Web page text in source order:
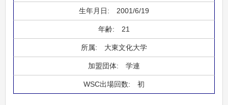
2001/6/19
21
大東文化大学
学連
初